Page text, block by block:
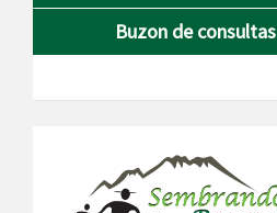
Buzon de consultas